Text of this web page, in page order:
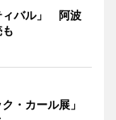
ィバル」 阿波
・カール展」